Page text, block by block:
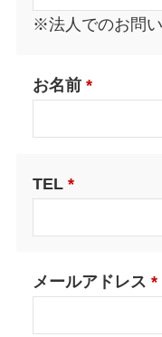
※法人でのお問い
お名前 *
TEL *
メールアドレス *